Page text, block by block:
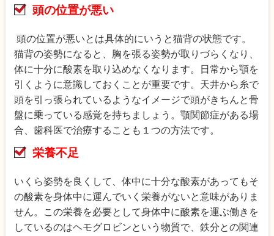
頭の位置が悪い
頭の位置が悪いとは具体的にいうと猫背の状態です。
猫背の姿勢になると、胸を張る姿勢が取りづらくなり、
体に十分に酸素を取り込めなくなります。日常から顎を
引くように意識しておくことが重要です。天井から糸で
頭を引っ張られているようなイメージで頭がきちんと骨
盤に乗っている感覚を持ちましょう。顎関節症がある場
合、歯科医で治療することも１つの方法です。
栄養不足
いくら姿勢を良くして、体中に十分な酸素があってもそ
の酸素を身体中に運んでいく栄養がないと意味がありま
せん。この栄養を必要として身体中に酸素を運ぶ働きを
しているのはヘモグロビンという物質で、鉄分との関連